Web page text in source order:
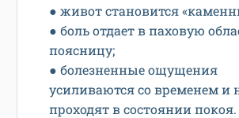
● живот становится
● боль отдает в паховую
поясницу;
● болезненные ощущения
усиливаются со временем и
проходят в состоянии покоя.